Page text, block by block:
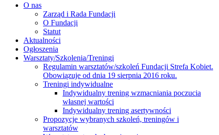
O nas
Zarząd i Rada Fundacji
O Fundacji
Statut
Aktualności
Ogłoszenia
Warsztaty/Szkolenia/Treningi
Regulamin warsztatów/szkoleń Fundacji Strefa Kobiet.
Obowiązuje od dnia 19 sierpnia 2016 roku.
Treningi indywidualne
Indywidualny trening wzmacniania poczucia
własnej wartości
Indywidualny trening asertywności
Propozycje wybranych szkoleń, treningów i
warsztatów